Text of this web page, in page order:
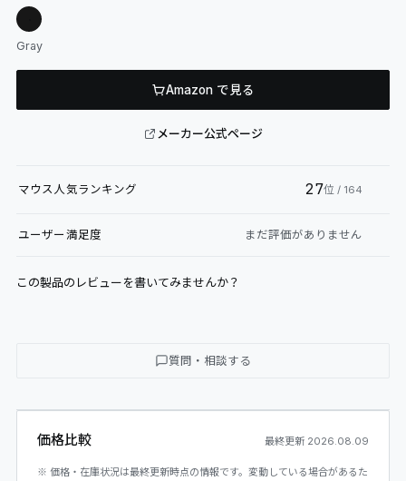
Gray
Amazon で見る
メーカー公式ページ
マウス 人気ランキング 27位 / 164
ユーザー満足度 まだ評価がありません
この製品のレビューを書いてみませんか？
質問・相談する
価格比較 最終更新 2026.08.09
※ 価格・在庫状況は最終更新時点の情報です。変動している場合があるた